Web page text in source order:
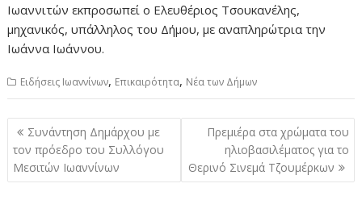
Ιωαννιτών εκπροσωπεί ο Ελευθέριος Τσουκανέλης,
μηχανικός, υπάλληλος του Δήμου, με αναπληρώτρια την
Ιωάννα Ιωάννου.
Ειδήσεις Ιωαννίνων, Επικαιρότητα, Νέα των Δήμων
Πλοήγηση
άρθρων
Συνάντηση Δημάρχου με
τον πρόεδρο του Συλλόγου
Μεσιτών Ιωαννίνων
Πρεμιέρα στα χρώματα του
ηλιοβασιλέματος για το
Θερινό Σινεμά Τζουμέρκων